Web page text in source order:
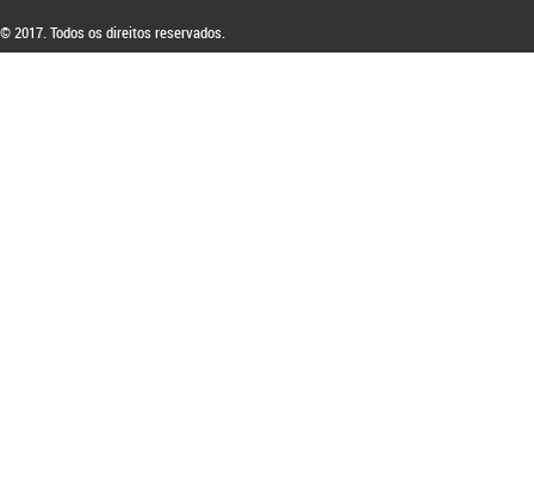
respectiva blindagem
© 2017. Todos os direitos reservados.